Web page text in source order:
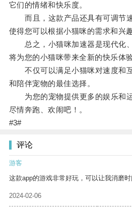
它们的情绪和快乐度。
而且，这款产品还具有可调节速
使得您可以根据小猫咪的需求和兴
总之，小猫咪加速器是现代化、
将为您的小猫咪带来全新的快乐体验
不仅可以满足小猫咪对速度和
和陪伴宠物的最佳选择。
为您的宠物提供更多的娱乐和运
尽情奔跑、欢闹吧！。
#3#
评论
游客
这款app的游戏非常好玩，可以让我消磨时
2024-02-06